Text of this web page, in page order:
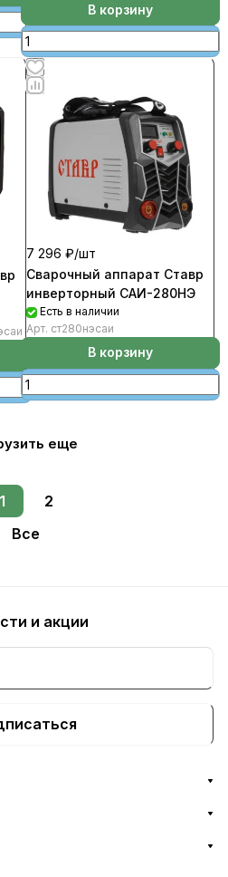
В корзину
7 296 ₽/шт
Сварочный аппарат Ставр
инверторный САИ-280НЭ
Есть в наличии
Арт. ст280нэсаи
В корзину
еще
1
2
Все
и акции